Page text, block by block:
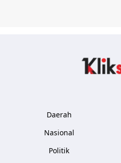
Daerah
Nasional
Politik